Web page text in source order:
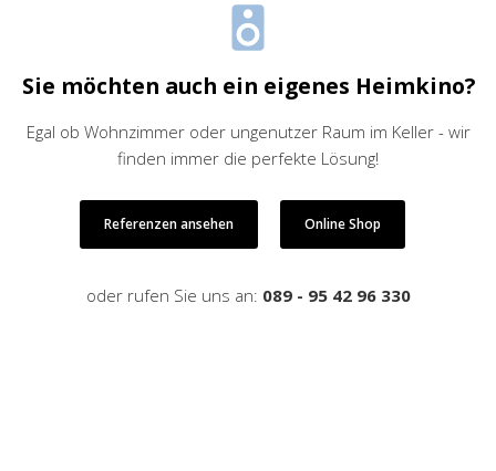
Sie möchten auch ein eigenes Heimkino?
Egal ob Wohnzimmer oder ungenutzer Raum im Keller - wir
finden immer die perfekte Lösung!
Referenzen ansehen Online Shop
oder rufen Sie uns an: 089 - 95 42 96 330